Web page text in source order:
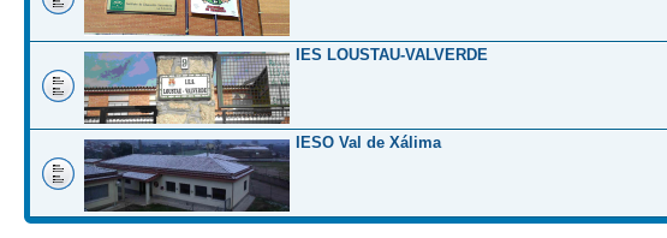
IES LOUSTAU-VALVERDE
IESO Val de Xálima